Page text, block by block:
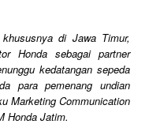
di Jawa Timur,
Honda sebagai partner
kedatangan sepeda
para pemenang undian
Marketing Communication
Honda Jatim.